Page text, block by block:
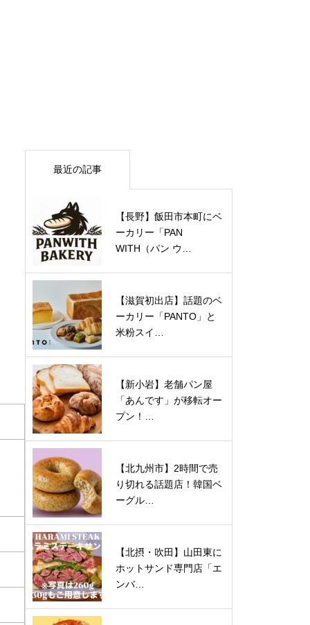
最近の記事
【長野】飯田市本町にベ
ーカリー「PAN
WITH（パン ウ…
【滋賀初出店】話題のベ
ーカリー「PANTO」と
米粉スイ…
【新小岩】老舗パン屋
「あんです」が移転オー
プン！…
【北九州市】2時間で売
り切れる話題店！韓国ベ
ーグル…
【北摂・吹田】山田東に
ホットサンド専門店「エ
ンバ…